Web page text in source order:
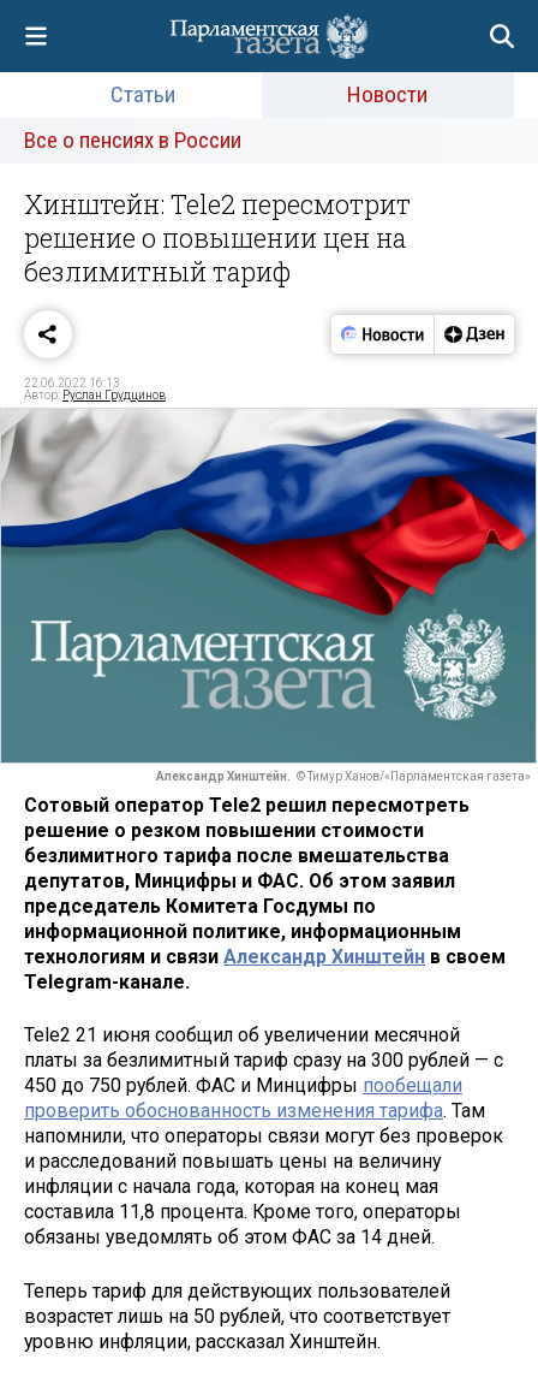
Статьи
Новости
Все о пенсиях в России
Хинштейн: Tele2 пересмотрит
решение о повышении цен на
безлимитный тариф
22.06.2022 16:13
Автор: Руслан Грудцинов
Александр Хинштейн. © Тимур Ханов/«Парламентская газета»
Сотовый оператор Tele2 решил пересмотреть
решение о резком повышении стоимости
безлимитного тарифа после вмешательства
депутатов, Минцифры и ФАС. Об этом заявил
председатель Комитета Госдумы по
информационной политике, информационным
технологиям и связи Александр Хинштейн в своем
Telegram-канале.
Tele2 21 июня сообщил об увеличении месячной
платы за безлимитный тариф сразу на 300 рублей — с
450 до 750 рублей. ФАС и Минцифры пообещали
проверить обоснованность изменения тарифа. Там
напомнили, что операторы связи могут без проверок
и расследований повышать цены на величину
инфляции с начала года, которая на конец мая
составила 11,8 процента. Кроме того, операторы
обязаны уведомлять об этом ФАС за 14 дней.
Теперь тариф для действующих пользователей
возрастет лишь на 50 рублей, что соответствует
уровню инфляции, рассказал Хинштейн.